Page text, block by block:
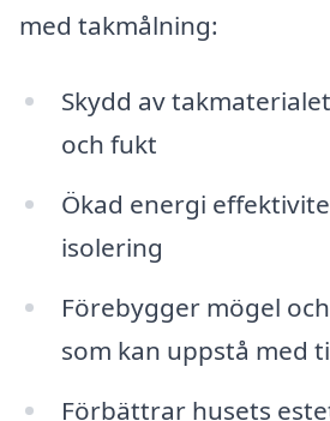
med takmålning:
Skydd av
och fukt
Ökad energi
isolering
Förebygger mögel
som kan uppstå med
Förbättrar husets